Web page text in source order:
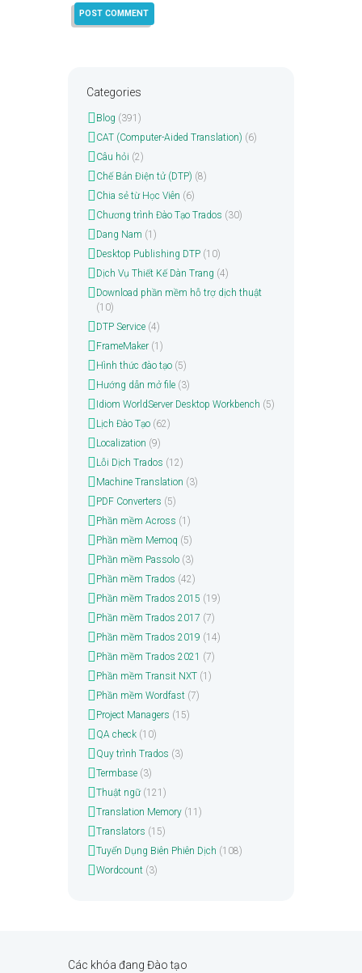
Categories
Blog (391)
CAT (Computer-Aided Translation) (6)
Câu hỏi (2)
Chế Bản Điện tử (DTP) (8)
Chia sẻ từ Học Viên (6)
Chương trình Đào Tạo Trados (30)
Dang Nam (1)
Desktop Publishing DTP(10)
Dịch Vụ Thiết Kế Dàn Trang (4)
Download phần mềm hỗ trợ dịch thuật
(10)
DTP Service(4)
FrameMaker(1)
Hình thức đào tạo(5)
Hướng dẫn mở file(3)
Idiom WorldServer Desktop Workbench (5)
Lịch Đào Tạo(62)
Localization (9)
Lỗi Dịch Trados (12)
Machine Translation (3)
PDF Converters (5)
Phần mềm Across (1)
Phần mềm Memoq (5)
Phần mềm Passolo(3)
Phần mềm Trados (42)
Phần mềm Trados 2015 (19)
Phần mềm Trados 2017 (7)
Phần mềm Trados 2019 (14)
Phần mềm Trados 2021 (7)
Phần mềm Transit NXT(1)
Phần mềm Wordfast(7)
Project Managers (15)
QA check(10)
Quy trình Trados (3)
Termbase(3)
Thuật ngữ(121)
Translation Memory(11)
Translators (15)
Tuyển Dụng Biên Phiên Dịch (108)
Wordcount(3)
Các khóa đang Đào tạo